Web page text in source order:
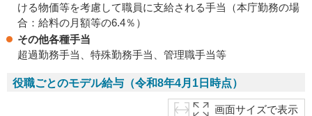
ける物価等を考慮して職員に支給される手当（本庁勤務の場
合：給料の月額等の6.4％）
その他各種手当
超過勤務手当、特殊勤務手当、管理職手当等
役職ごとのモデル給与（令和8年4月1日時点）
画面サイズで表示